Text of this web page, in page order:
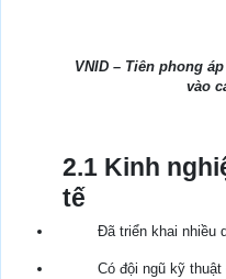
VNID – Tiên phong
vào
2.1 Kinh
tế
Đã triển khai nhiều
Có đội ngũ kỹ thuật